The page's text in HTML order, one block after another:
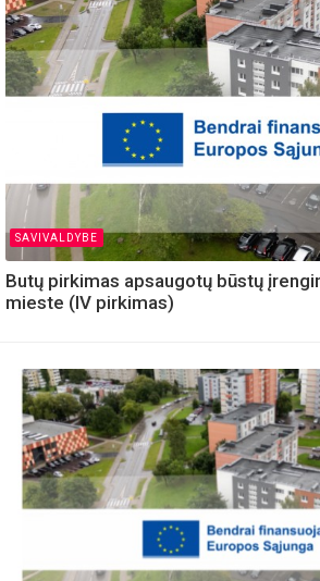
SAVIVALDYBE
Butų pirkimas apsaugotų būstų
mieste (IV pirkimas)